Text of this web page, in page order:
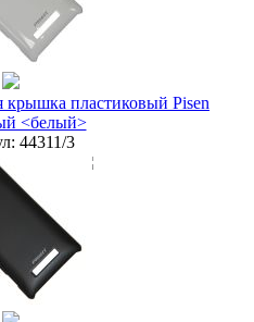
ЕСТЬ
розницу
крышка пластиковый Pisen
<белый>
44311/3
руб.
15 руб.
18 руб.
ЕСТЬ
розницу